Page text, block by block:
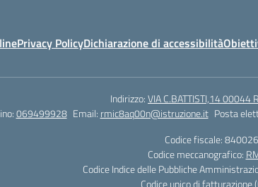
Privacy PolicyDichiarazione di accessibilità
Indirizzo:VIA C.BATTISTI,14 00044
069499928 Email: rmic8aq00n@istruzione.it Posta
Codice fiscale:
Codice meccanografico:
Codice Indice delle Pubbliche
Codice unico di fatturazione